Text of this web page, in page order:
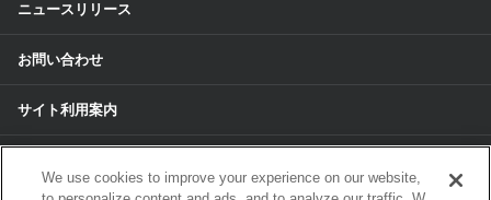
ニュースリリース
お問い合わせ
サイト利用案内
We use cookies to improve your experience on our website,